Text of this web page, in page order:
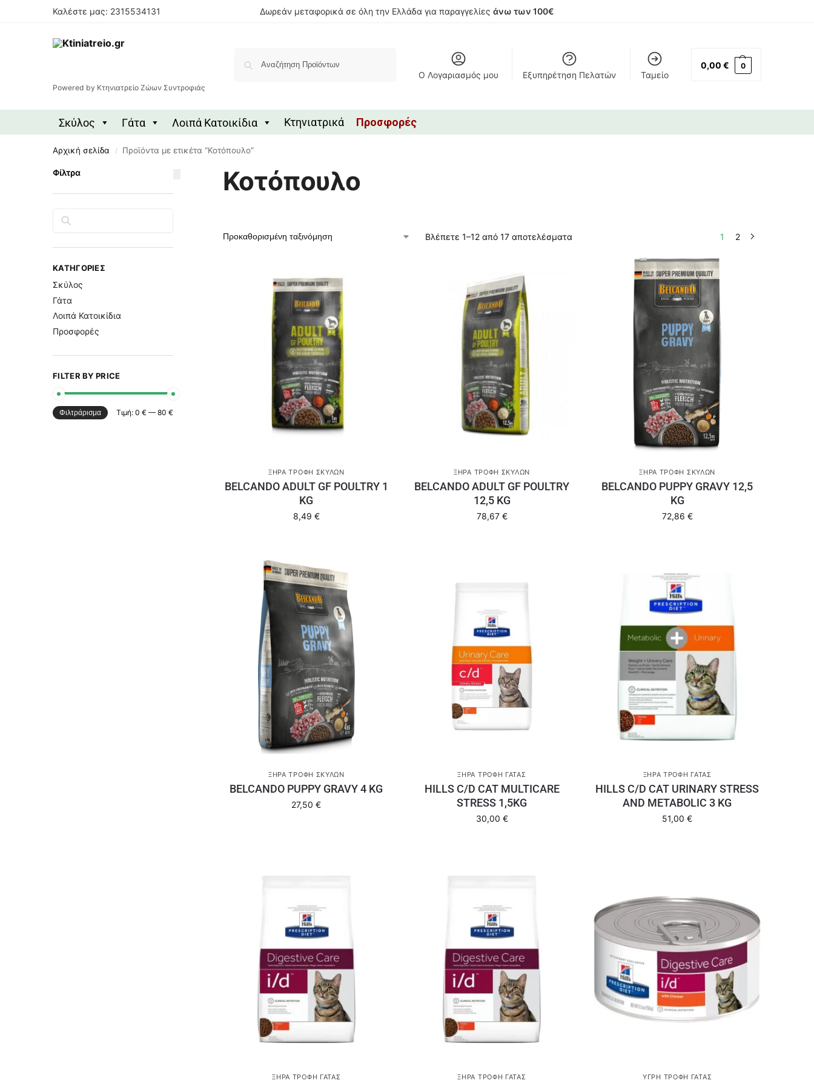
Καλέστε μας: 2315534131 Δωρεάν μεταφορικά σε όλη την Ελλάδα για παραγγελίες άνω των 100€
Powered by Κτηνιατρείο Ζώων Συντροφιάς
Ο Λογαριασμός μου Εξυπηρέτηση Πελατών Ταμείο
0,00 € 0
Σκύλος Γάτα Λοιπά Κατοικίδια Κτηνιατρικά Προσφορές
Αρχική σελίδα / Προϊόντα με ετικέτα “Κοτόπουλο”
Κοτόπουλο
Βλέπετε 1–12 από 17 αποτελέσματα 1 2
ΞΗΡΆ ΤΡΟΦΉ ΣΚΎΛΩΝ
BELCANDO ADULT GF POULTRY 1
KG
8,49 €
ΞΗΡΆ ΤΡΟΦΉ ΣΚΎΛΩΝ
BELCANDO ADULT GF POULTRY
12,5 KG
78,67 €
ΞΗΡΆ ΤΡΟΦΉ ΣΚΎΛΩΝ
BELCANDO PUPPY GRAVY 12,5
KG
72,86 €
ΞΗΡΆ ΤΡΟΦΉ ΣΚΎΛΩΝ
BELCANDO PUPPY GRAVY 4 KG
27,50€
ΞΗΡΆ ΤΡΟΦΉ ΓΆΤΑΣ
HILLS C/D CAT MULTICARE
STRESS 1,5KG
30,00 €
ΞΗΡΆ ΤΡΟΦΉ ΓΆΤΑΣ
HILLS C/D CAT URINARY STRESS
AND METABOLIC 3 KG
51,00€
ΞΗΡΆ ΤΡΟΦΉ ΓΆΤΑΣ ΞΗΡΆ ΤΡΟΦΉ ΓΆΤΑΣ ΥΓΡΉ ΤΡΟΦΉ ΓΆΤΑΣ
Φίλτρα
ΚΑΤΗΓΟΡΊΕΣ
Σκύλος
Γάτα
Λοιπά Κατοικίδια
Προσφορές
FILTER BY PRICE
Φιλτράρισμα Τιμή: 0 € — 80 €